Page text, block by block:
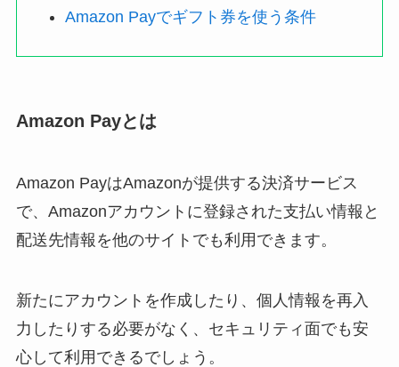
Amazon Payでギフト券を使う条件
Amazon Payとは
Amazon PayはAmazonが提供する決済サービス
で、Amazonアカウントに登録された支払い情報と
配送先情報を他のサイトでも利用できます。
新たにアカウントを作成したり、個人情報を再入
力したりする必要がなく、セキュリティ面でも安
心して利用できるでしょう。